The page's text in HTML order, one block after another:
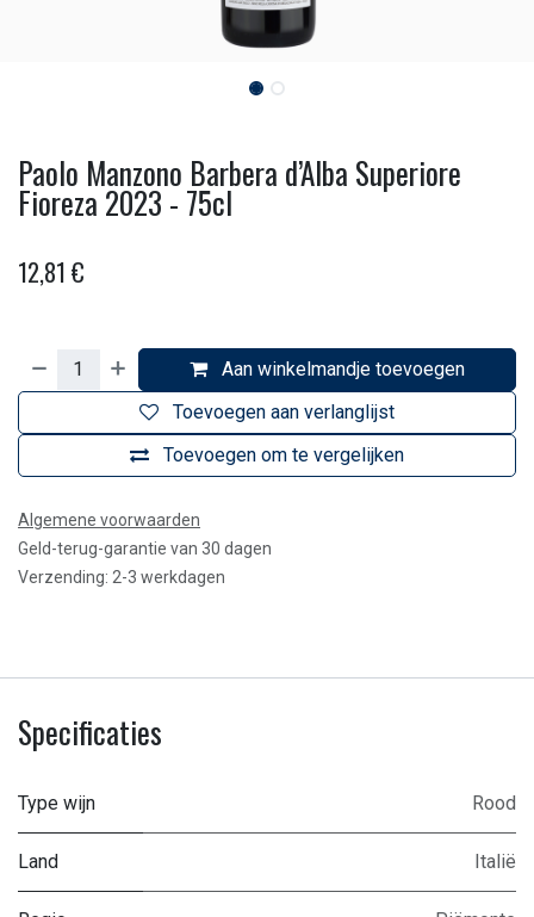
Paolo Manzono Barbera d’Alba Superiore
Fioreza 2023 - 75cl
12,81 €
Aan winkelmandje toevoegen
Toevoegen om te vergelijken
Toevoegen aan verlanglijst
Algemene voorwaarden
Geld-terug-garantie van 30 dagen
Verzending: 2-3 werkdagen
Specificaties
Type wijn Rood
Land Italië